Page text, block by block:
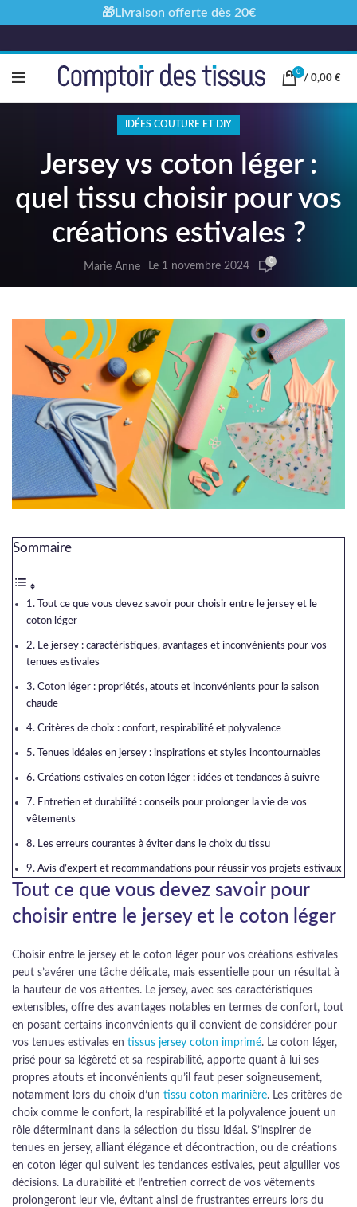
0
/ 0,00 €
IDÉES COUTURE ET DIY
Jersey vs coton léger :
quel tissu choisir pour vos
créations estivales ?
Marie Anne Le 1 novembre 2024 0
Sommaire
Tout ce que vous devez savoir pour choisir entre le jersey et le
coton léger
Le jersey : caractéristiques, avantages et inconvénients pour vos
tenues estivales
Coton léger : propriétés, atouts et inconvénients pour la saison
chaude
Critères de choix : confort, respirabilité et polyvalence
Tenues idéales en jersey : inspirations et styles incontournables
Créations estivales en coton léger : idées et tendances à suivre
Entretien et durabilité : conseils pour prolonger la vie de vos
vêtements
Les erreurs courantes à éviter dans le choix du tissu
Avis d’expert et recommandations pour réussir vos projets estivaux
Tout ce que vous devez savoir pour
choisir entre le jersey et le coton léger
Choisir entre le jersey et le coton léger pour vos créations estivales
peut s’avérer une tâche délicate, mais essentielle pour un résultat à
la hauteur de vos attentes. Le jersey, avec ses caractéristiques
extensibles, offre des avantages notables en termes de confort, tout
en posant certains inconvénients qu’il convient de considérer pour
vos tenues estivales en tissus jersey coton imprimé. Le coton léger,
prisé pour sa légèreté et sa respirabilité, apporte quant à lui ses
propres atouts et inconvénients qu’il faut peser soigneusement,
notamment lors du choix d’un tissu coton marinière. Les critères de
choix comme le confort, la respirabilité et la polyvalence jouent un
rôle déterminant dans la sélection du tissu idéal. S’inspirer de
tenues en jersey, alliant élégance et décontraction, ou de créations
en coton léger qui suivent les tendances estivales, peut aiguiller vos
décisions. La durabilité et l’entretien correct de vos vêtements
prolongeront leur vie, évitant ainsi de frustrantes erreurs lors du
🎁Livraison offerte dès 20€